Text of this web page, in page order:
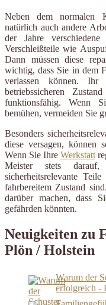
Neben dem normalen
natürlich auch andere
der Jahre
Verschleißteile wie
Dann müssen diese
wichtig, dass Sie in dem
verlassen können.
betriebssicheren
funktionsfähig. Wenn
bemühen, vermeiden Sie
Besonders
diese versagen, können
Wenn Sie Ihre Werkstatt
Meister stets
sicherheitsrelevante
fahrbereitem Zustand
darüber machen, dass
gefährden könnten.
Neuigkeiten zu
Plön / Holstein
Warum der
erfolgreich -